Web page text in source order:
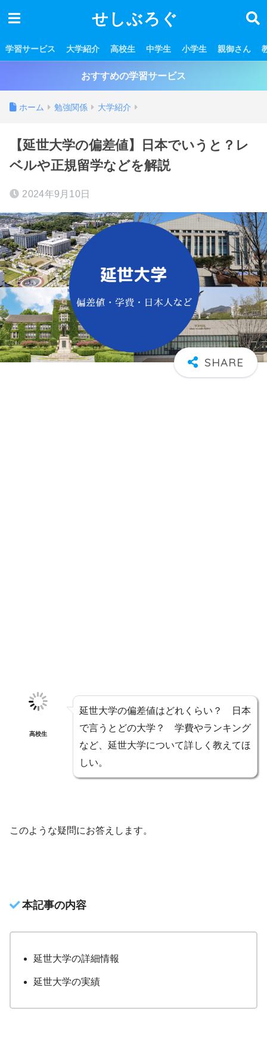
せしぶろぐ
学習サービス 大学紹介 高校生 中学生 小学生 親御さん
おすすめの学習サービス
ホーム 勉強関係 大学紹介
【延世大学の偏差値】日本でいうと？レ
ベルや正規留学などを解説
2024年9月10日
高校生
延世大学の偏差値はどれくらい？ 日本
で言うとどの大学？ 学費やランキング
など、延世大学について詳しく教えてほ
しい。
このような疑問にお答えします。
本記事の内容
延世大学の詳細情報
延世大学の実績